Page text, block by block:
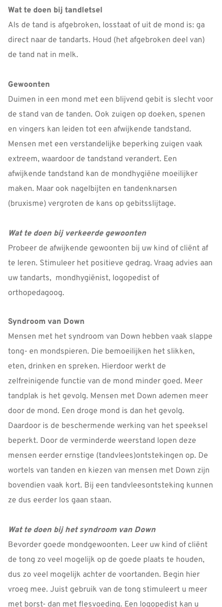
Wat te doen bij tandletsel
Als de tand is afgebroken, losstaat of uit de mond is: ga
direct naar de tandarts. Houd (het afgebroken deel van)
de tand nat in melk.
Gewoonten
Duimen in een mond met een blijvend gebit is slecht voor
de stand van de tanden. Ook zuigen op doeken, spenen
en vingers kan leiden tot een afwijkende tandstand.
Mensen met een verstandelijke beperking zuigen vaak
extreem, waardoor de tandstand verandert. Een
afwijkende tandstand kan de mondhygiëne moeilijker
maken. Maar ook nagelbijten en tandenknarsen
(bruxisme) vergroten de kans op gebitsslijtage.
Wat te doen bij verkeerde gewoonten
Probeer de afwijkende gewoonten bij uw kind of cliënt af
te leren. Stimuleer het positieve gedrag. Vraag advies aan
uw tandarts, mondhygiënist, logopedist of
orthopedagoog.
Syndroom van Down
Mensen met het syndroom van Down hebben vaak slappe
tong- en mondspieren. Die bemoeilijken het slikken,
eten, drinken en spreken. Hierdoor werkt de
zelfreinigende functie van de mond minder goed. Meer
tandplak is het gevolg. Mensen met Down ademen meer
door de mond. Een droge mond is dan het gevolg.
Daardoor is de beschermende werking van het speeksel
beperkt. Door de verminderde weerstand lopen deze
mensen eerder ernstige (tandvlees)ontstekingen op. De
wortels van tanden en kiezen van mensen met Down zijn
bovendien vaak kort. Bij een tandvleesontsteking kunnen
ze dus eerder los gaan staan.
Wat te doen bij het syndroom van Down
Bevorder goede mondgewoonten. Leer uw kind of cliënt
de tong zo veel mogelijk op de goede plaats te houden,
dus zo veel mogelijk achter de voortanden. Begin hier
vroeg mee. Juist gebruik van de tong stimuleert u meer
met borst- dan met flesvoeding. Een logopedist kan u